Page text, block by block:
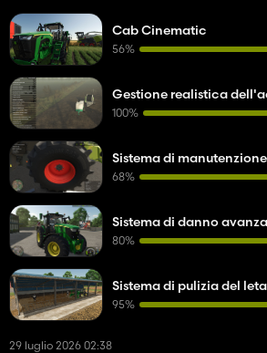
29 luglio 2026 02:38
Cab Cinematic
56%
Gestione realistica
100%
Sistema di
68%
Sistema di danno
80%
Sistema di pulizia del
95%